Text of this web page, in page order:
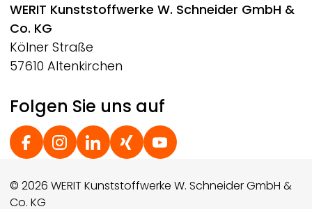
WERIT Kunststoffwerke W. Schneider GmbH &
Co. KG
Kölner Straße
57610 Altenkirchen
Folgen Sie uns auf
Social Footer
© 2026 WERIT Kunststoffwerke W. Schneider GmbH &
Co. KG